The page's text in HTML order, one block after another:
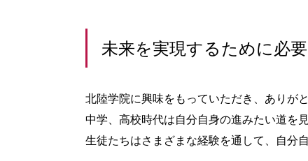
未来を実現するために必
北陸学院に興味をもっていただき、ありが
中学、高校時代は自分自身の進みたい道を
生徒たちはさまざまな経験を通して、自分